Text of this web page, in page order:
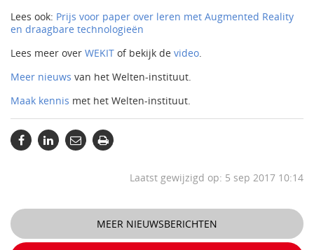
Lees ook: Prijs voor paper over leren met Augmented Reality
en draagbare technologieën
Lees meer over WEKIT of bekijk de video.
Meer nieuws van het Welten-instituut.
Maak kennis met het Welten-instituut.
Laatst gewijzigd op: 5 sep 2017 10:14
MEER NIEUWSBERICHTEN